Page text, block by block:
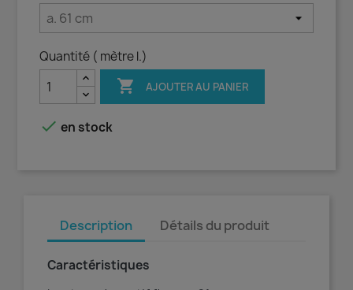
Quantité ( mètre l.)
 AJOUTER AU PANIER
 en stock
Description Détails du produit
Caractéristiques